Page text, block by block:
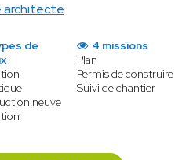
architecte
de
neuve
4 missions
Plan
Permis de construire
Suivi de chantier